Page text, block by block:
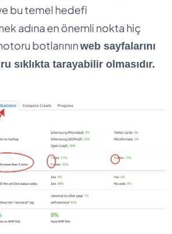
bu temel hedefi
adına en önemli nokta hiç
botlarının web sayfalarını
sıklıkta tarayabilir olmasıdır.